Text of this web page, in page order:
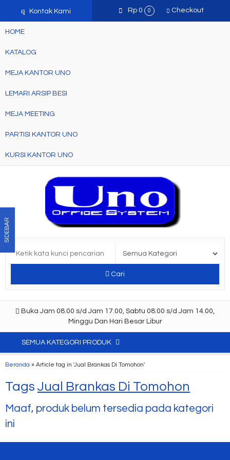
q Kontak Kami Rp 0 0 Checkout
HOME
KATALOG
MEJA KANTOR UNO
LEMARI ARSIP BESI
MEJA MEETING
PARTISI KANTOR UNO
KURSI KANTOR UNO
Cari
Buka Jam 08.00 s/d Jam 17.00, Sabtu 08.00 s/d Jam 14.00,
Minggu Dan Hari Besar Libur
SEMUA KATEGORI PRODUK
Beranda » Article tag in 'Jual Brankas Di Tomohon'
Tags Jual Brankas Di Tomohon
Maaf, produk belum tersedia pada kategori
ini
SIDEBAR